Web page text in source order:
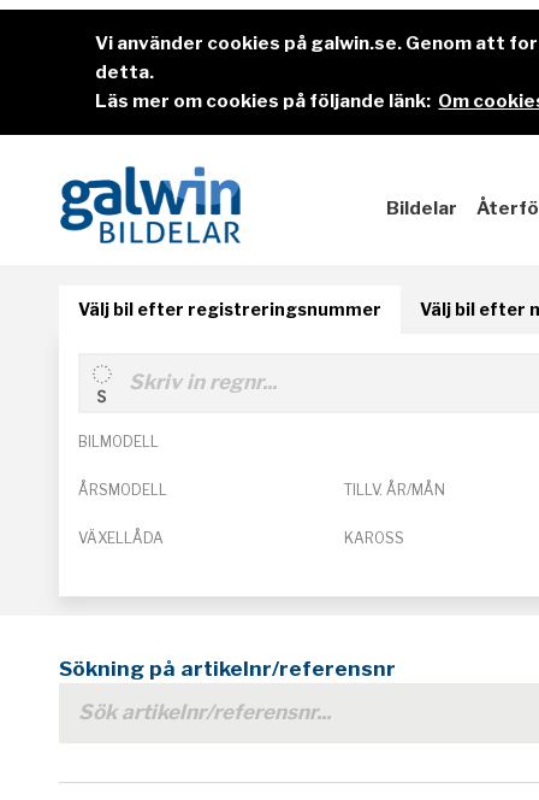
Vi använder cookies på galwin.se. Genom att
detta.
Läs mer om cookies på följande länk: Om
Bildelar
Välj bil efter registreringsnummer Välj bil efter
BILMODELL
ÅRSMODELL TILLV. ÅR/MÅN
VÄXELLÅDA KAROSS
Sökning på artikelnr/referensnr